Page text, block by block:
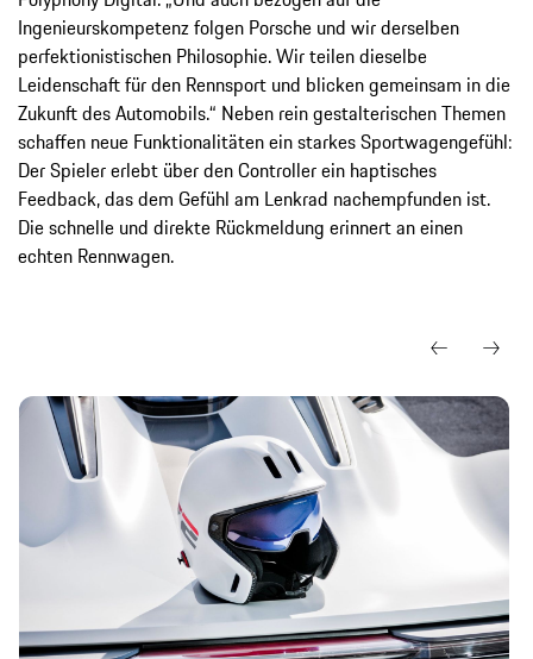
Ingenieurskompetenz folgen Porsche und wir derselben
perfektionistischen Philosophie. Wir teilen dieselbe
Leidenschaft für den Rennsport und blicken gemeinsam in die
Zukunft des Automobils.“ Neben rein gestalterischen Themen
schaffen neue Funktionalitäten ein starkes Sportwagengefühl:
Der Spieler erlebt über den Controller ein haptisches
Feedback, das dem Gefühl am Lenkrad nachempfunden ist.
Die schnelle und direkte Rückmeldung erinnert an einen
echten Rennwagen.